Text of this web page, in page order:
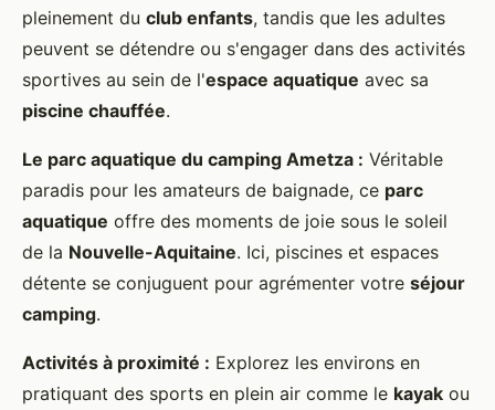
pleinement du club enfants, tandis que les adultes
peuvent se détendre ou s'engager dans des activités
sportives au sein de l'espace aquatique avec sa
piscine chauffée.
Le parc aquatique du camping Ametza : Véritable
paradis pour les amateurs de baignade, ce parc
aquatique offre des moments de joie sous le soleil
de la Nouvelle-Aquitaine. Ici, piscines et espaces
détente se conjuguent pour agrémenter votre séjour
camping.
Activités à proximité : Explorez les environs en
pratiquant des sports en plein air comme le kayak ou